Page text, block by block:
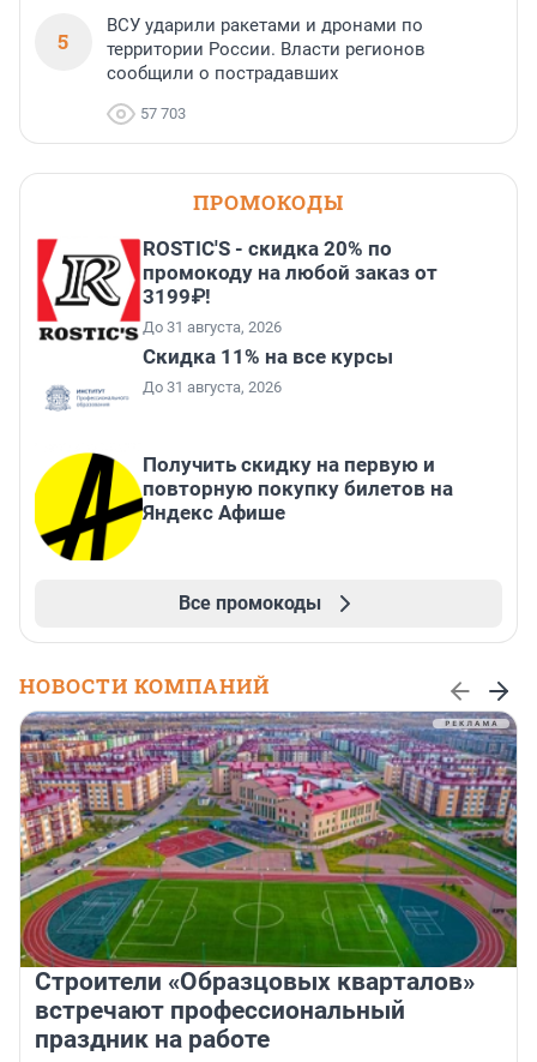
5
ВСУ ударили ракетами и дронами по
территории России. Власти регионов
сообщили о пострадавших
57 703
ПРОМОКОДЫ
ROSTIC'S - скидка 20% по
промокоду на любой заказ от
3199₽!
До 31 августа, 2026
Скидка 11% на все курсы
До 31 августа, 2026
Получить скидку на первую и
повторную покупку билетов на
Яндекс Афише
Все промокоды
НОВОСТИ КОМПАНИЙ
Строители «Образцовых кварталов»
встречают профессиональный
праздник на работе